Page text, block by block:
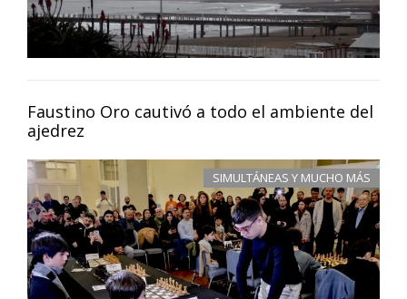
Faustino Oro cautivó a todo el ambiente del
ajedrez
SIMULTÁNEAS Y MUCHO MÁS